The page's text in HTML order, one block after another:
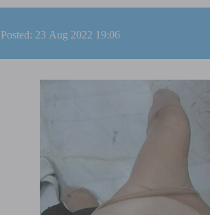
Posted: 23 Aug 2022 19:06